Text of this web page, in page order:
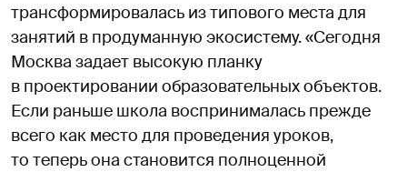
трансформировалась из типового места для
занятий в продуманную экосистему. «Сегодня
Москва задает высокую планку
в проектировании образовательных объектов.
Если раньше школа воспринималась прежде
всего как место для проведения уроков,
то теперь она становится полноценной